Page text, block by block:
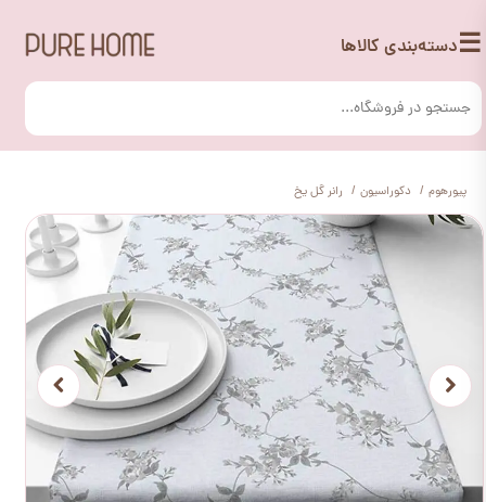
☰دسته‌بندی کالاها
پیورهوم دکوراسیون رانر گل یخ